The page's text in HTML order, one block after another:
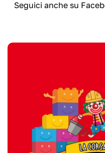
Seguici anche su